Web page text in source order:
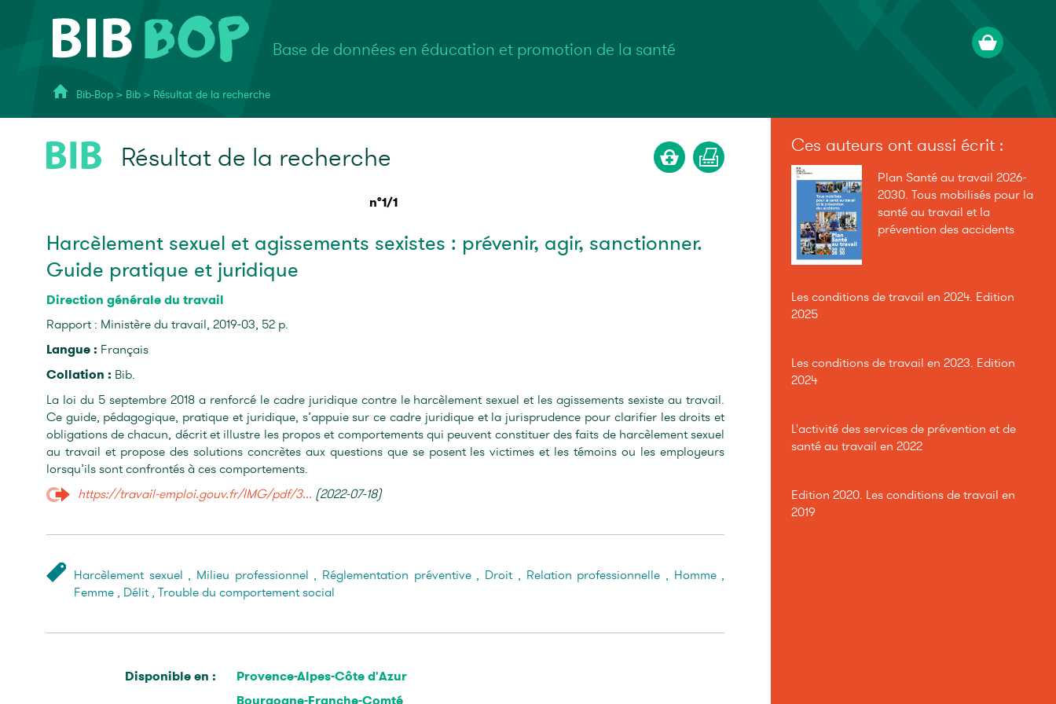
Base de données en éducation et promotion de la santé
Bib-Bop > Bib > Résultat de la recherche
Résultat de la recherche
n°1/1
Harcèlement sexuel et agissements sexistes : prévenir, agir, sanctionner.
Guide pratique et juridique
Direction générale du travail
Rapport : Ministère du travail, 2019-03, 52 p.
Langue : Français
Collation : Bib.
La loi du 5 septembre 2018 a renforcé le cadre juridique contre le harcèlement sexuel et les agissements sexiste au travail.
Ce guide, pédagogique, pratique et juridique, s’appuie sur ce cadre juridique et la jurisprudence pour clarifier les droits et
obligations de chacun, décrit et illustre les propos et comportements qui peuvent constituer des faits de harcèlement sexuel
au travail et propose des solutions concrètes aux questions que se posent les victimes et les témoins ou les employeurs
lorsqu’ils sont confrontés à ces comportements.
https://travail-emploi.gouv.fr/IMG/pdf/3... (2022-07-18)
Harcèlement sexuel , Milieu professionnel , Réglementation préventive, Droit, Relation professionnelle , Homme,
Femme, Délit, Trouble du comportement social
Disponible en :
Provence-Alpes-Côte d'Azur
Bourgogne-Franche-Comté
Ces auteurs ont aussi écrit :
Plan Santé au travail 2026-
2030. Tous mobilisés pour la
santé au travail et la
prévention des accidents
Les conditions de travail en 2024. Edition
2025
Les conditions de travail en 2023. Edition
2024
L'activité des services de prévention et de
santé au travail en 2022
Edition 2020. Les conditions de travail en
2019